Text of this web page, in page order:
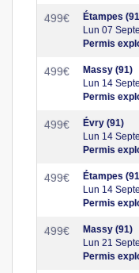
499€
Étampes
Lun 07
Permis
499€
Massy (91)
Lun 14
Permis
499€
Évry (91)
Lun 14
Permis
499€
Étampes
Lun 14
Permis
499€
Massy (91)
Lun 21
Permis